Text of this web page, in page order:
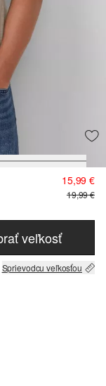
15,99 €
19,99 €
veľkosť
Sprievodcu veľkosťou